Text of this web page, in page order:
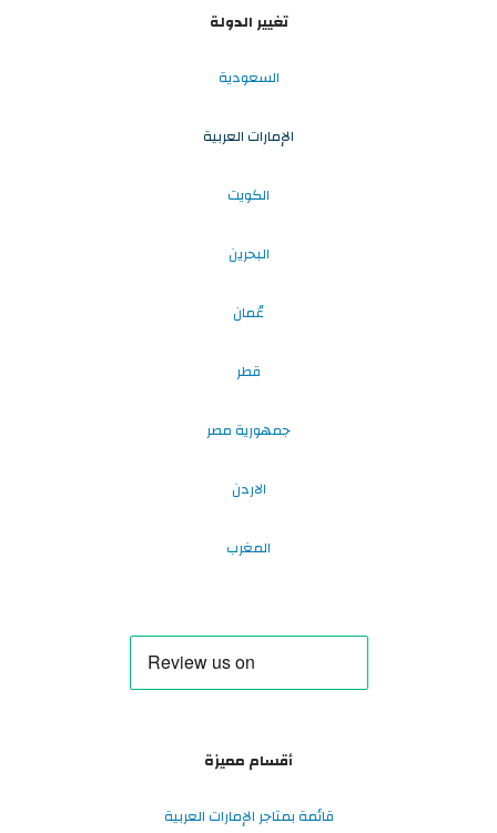
تغيير الدولة
السعودية
الإمارات العربية
الكويت
البحرين
عُمان
قطر
جمهورية مصر
الاردن
المغرب
أقسام مميزة
قائمة بمتاجر الإمارات العربية